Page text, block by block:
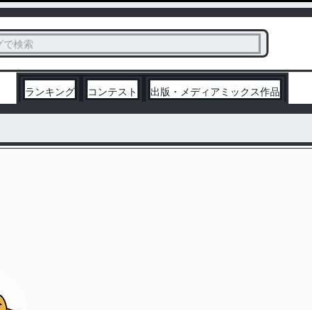
で検索
ランキング コンテスト 出版・メディアミックス作品